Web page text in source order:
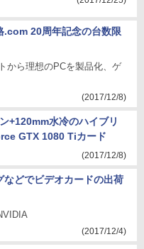
.com 20周年記念の台数限
から理想のPCを製品化、ゲ
(2017/12/8)
+120mm水冷のハイブリ
GTX 1080 Tiカード
(2017/12/8)
などでビデオカードの出荷
(2017/12/4)